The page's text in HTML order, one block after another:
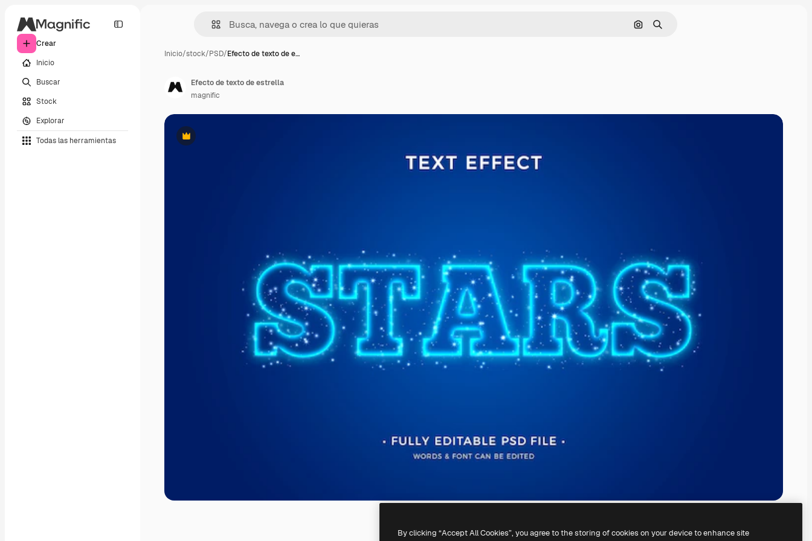
Crear
Inicio
Buscar
Stock
Explorar
Todas las herramientas
Buscar por imagen
Buscar
Inicio/stock/PSD/Efecto de texto de e…
Premium
Efecto de texto de estrella
magnific
By clicking “Accept All Cookies”, you agree to the storing of cookies on your device to enhance site